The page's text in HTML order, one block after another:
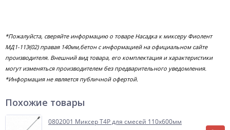
*Пожалуйста, сверяйте информацию о товаре Насадка к миксеру Фиолент
МД1-11Э(02) правая 140мм,бетон с информацией на официальном сайте
производителя. Внешний вид товара, его комплектация и характеристики
могут изменяться производителем без предварительного уведомления.
*Информация не является публичной офертой.
Похожие товары
0802001 Миксер T4P для смесей 110х600мм